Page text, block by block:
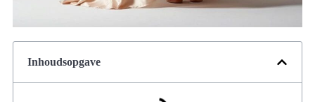
Inhoudsopgave